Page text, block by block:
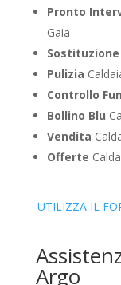
Pronto
Gaia
Sostituzione
Pulizia
Controllo
Bollino Blu
Vendita
Offerte
UTILIZZA IL
Argo